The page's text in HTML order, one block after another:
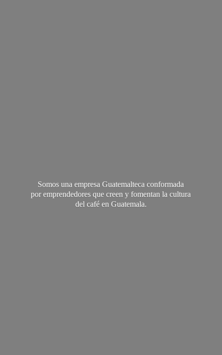
Somos una empresa Guatemalteca conformada
por emprendedores que creen y fomentan la cultura
del café en Guatemala.